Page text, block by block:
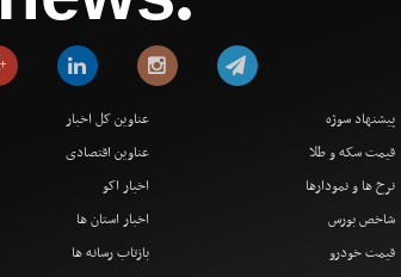
●
پیشنهاد سوژه
قیمت سکه و طلا
نرخ ها و نمودارها
شاخص بورس
قیمت خودرو
عناوین کل اخبار
عناوین اقتصادی
اخبار اکو
اخبار استان ها
بازتاب رسانه ها